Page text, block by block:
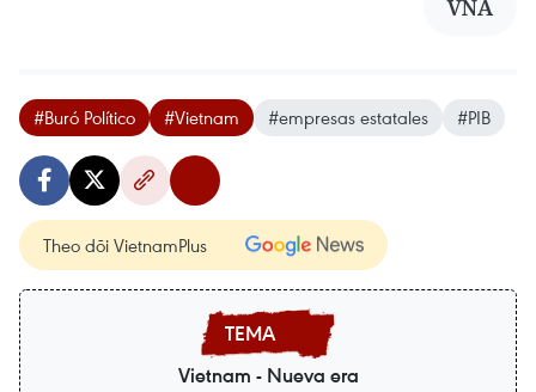
VNA
#Buró Político #Vietnam #empresas estatales #PIB
Theo dõi VietnamPlus
Vietnam - Nueva era